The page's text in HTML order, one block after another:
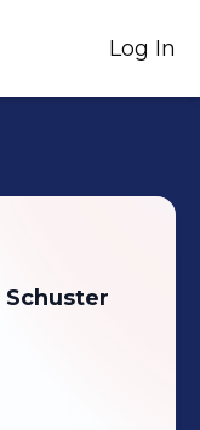
Log In
Schuster